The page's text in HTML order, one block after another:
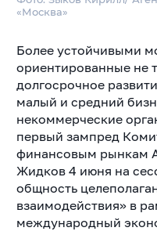
«Москва»
Более устойчивыми
ориентированные не
долгосрочное
малый и средний
некоммерческие
первый зампред
финансовым рынкам
Жидков 4 июня на
общность
взаимодействия» в
международный